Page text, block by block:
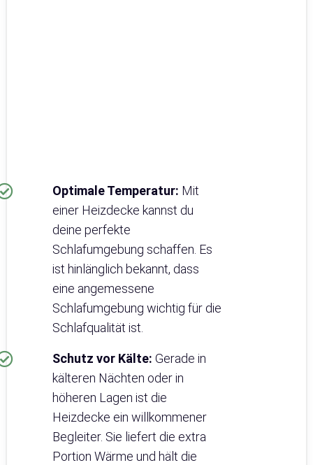
Optimale Temperatur: Mit
einer Heizdecke kannst du
deine perfekte
Schlafumgebung schaffen. Es
ist hinlänglich bekannt, dass
eine angemessene
Schlafumgebung wichtig für die
Schlafqualität ist.
Schutz vor Kälte: Gerade in
kälteren Nächten oder in
höheren Lagen ist die
Heizdecke ein willkommener
Begleiter. Sie liefert die extra
Portion Wärme und hält die